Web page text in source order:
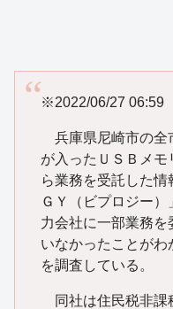
※2022/06/27 06:59
兵庫県尼崎市の全
が入ったＵＳＢメ
ら業務を受託した情
ＧＹ（ビプロジー
力会社に一部業務を
いなかったことが
を調査している。
同社は住民税非課